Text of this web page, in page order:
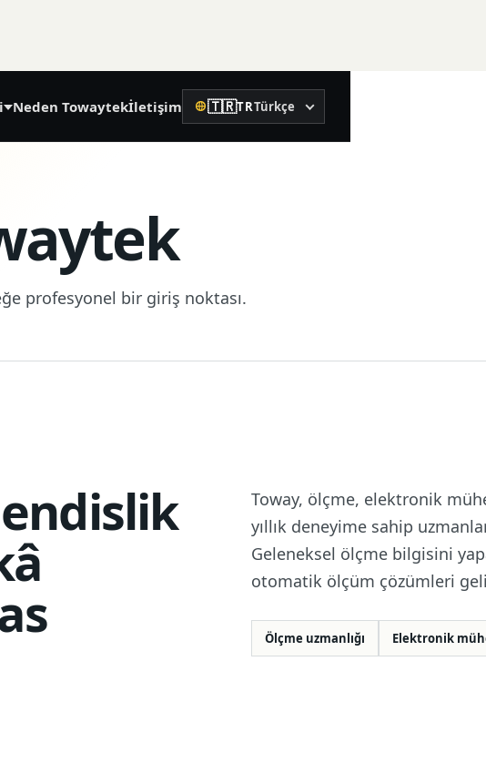
Döner lazer nivo
Su terazisi
Neden Towaytekİletişim 🇹🇷TRTürkçe
Dil
profesyonel bir giriş noktası.
Toway, ölçme, elektronik
yıllık deneyime sahip
Geleneksel ölçme bilgisini
otomatik ölçüm çözümleri
Ölçme uzmanlığı Elektronik